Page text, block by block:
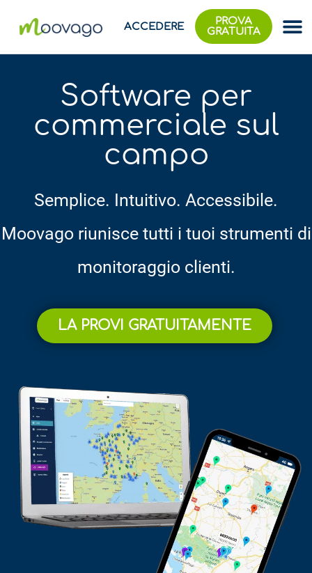
ACCEDERE
PROVA
GRATUITA
Software per
commerciale sul
campo
Semplice. Intuitivo. Accessibile.
Moovago riunisce tutti i tuoi strumenti di
monitoraggio clienti.
LA PROVI GRATUITAMENTE